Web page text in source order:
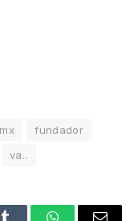
fundador
va..